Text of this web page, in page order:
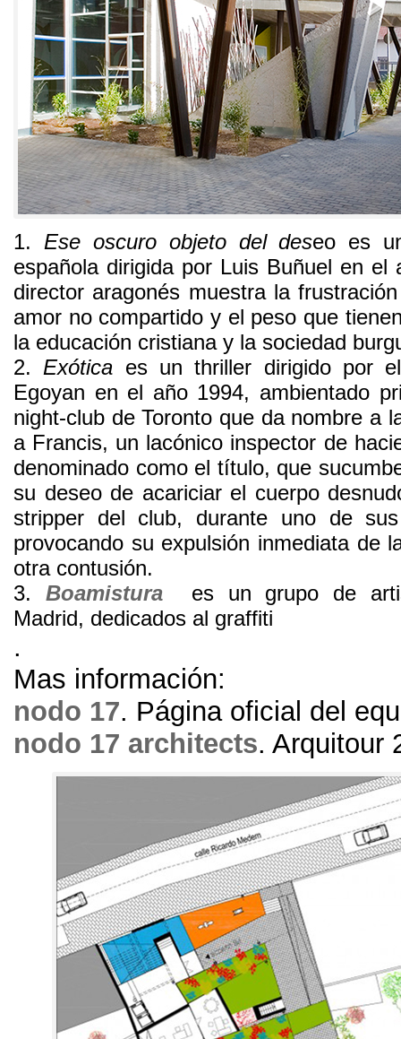
1. Ese oscuro objeto del deseo es
española dirigida por Luis Buñuel en el
director aragonés muestra la
amor no compartido y el peso que
la educación cristiana y la sociedad
2. Exótica es un thriller dirigido por
Egoyan en el año 1994, ambientado
night-club de Toronto que da nombre a
a Francis, un lacónico inspector de
denominado como el título, que
su deseo de acariciar el cuerpo
stripper del club, durante uno de
provocando su expulsión inmediata de
otra contusión.
3. Boamisturaes un grupo de
Madrid, dedicados al graffiti
.
Mas información:
nodo 17. Página oficial del
nodo 17 architects. Arquitour